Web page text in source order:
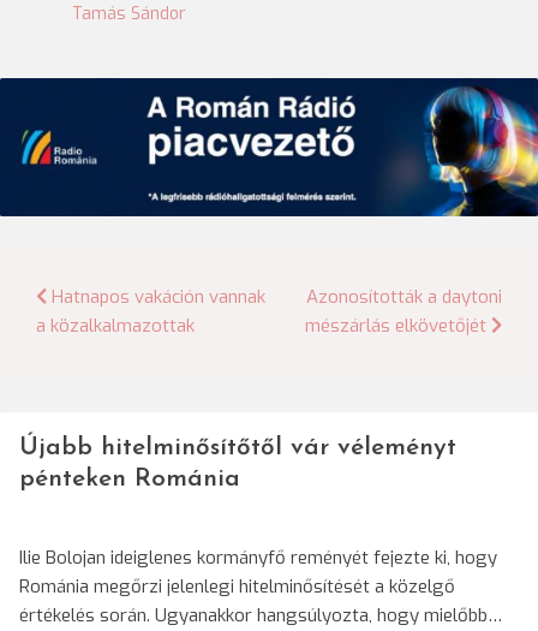
Tamás Sándor
Bejegyzés
Hatnapos vakáción vannak
a közalkalmazottak
Azonosították a daytoni
mészárlás elkövetőjét
Újabb hitelminősítőtől vár véleményt
pénteken Románia
Ilie Bolojan ideiglenes kormányfő reményét fejezte ki, hogy
Románia megőrzi jelenlegi hitelminősítését a közelgő
értékelés során. Ugyanakkor hangsúlyozta, hogy mielőbb…